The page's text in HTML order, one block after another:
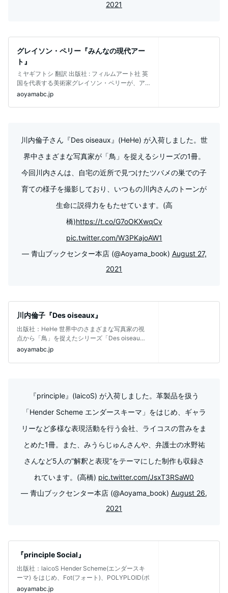
2021
グレイソン・ペリー『みんなの現代アー
ト』
ミヤギフトシ 翻訳 出版社‏ :‎ フィルムアート社 英
国を代表する美術家グレイソン・ペリーが、ア
ートに関する素朴な疑問に
aoyamabc.jp
川内倫子さん『Des oiseaux』(HeHe) が入荷しました。世
界中さまざまな写真家が「鳥」を捉えるシリーズの1冊。
今回川内さんは、自宅の近所で見つけたツバメの巣での子
育ての様子を撮影しており、いつもの川内さんのトーンが
生命に説得力をもたせています。(高
橋)https://t.co/G7oOKXwqCv
pic.twitter.com/W3PKajoAW1
— 青山ブックセンター本店 (@Aoyama_book) August 27,
2021
川内倫子『Des oiseaux』
出版社：HeHe 世界中のさまざまな写真家の視
点から「鳥」を捉えたシリーズ「Des oiseau
x」。 2020年４月、川
aoyamabc.jp
『principle』(laicoS) が入荷しました。革製品を扱う
「Hender Scheme エンダースキーマ」をはじめ、ギャラ
リーなど多様な表現活動を行う会社、ライコスの営みをま
とめた1冊。また、みうらじゅんさんや、弁護士の水野祐
さんなど5人の”解釈と表現”をテーマにした制作も収録さ
れています。(高橋) pic.twitter.com/JsxT3RSaW0
— 青山ブックセンター本店 (@Aoyama_book) August 26,
2021
『principle Social』
出版社：laicoS Hender Scheme(エンダースキ
ーマ) をはじめ、Fot(フォート)、POLYPLOID(ポ
aoyamabc.jp